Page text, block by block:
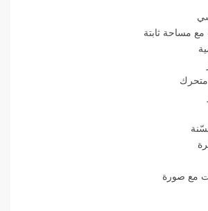
مساحة ثابتة
مع صورة